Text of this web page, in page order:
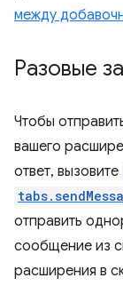
между
Разовые
Чтобы
вашего
ответ, вызовите
отправить
сообщение из
расширения в